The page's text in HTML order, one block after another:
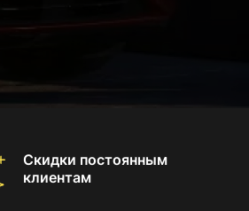
Скидки постоянным
клиентам